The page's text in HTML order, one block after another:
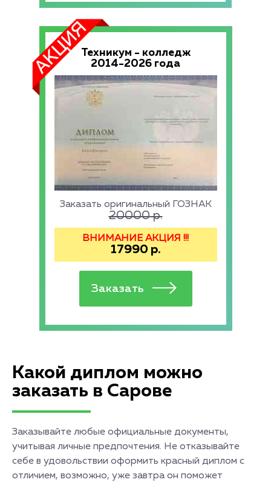
Техникум - колледж
2014-2026 года
Заказать оригинальный ГОЗНАК
20000р.
ВНИМАНИЕ АКЦИЯ !!!
17990 р.
Какой диплом можно
заказать в Сарове
Заказывайте любые официальные документы,
учитывая личные предпочтения. Не отказывайте
себе в удовольствии оформить красный диплом с
отличием, возможно, уже завтра он поможет